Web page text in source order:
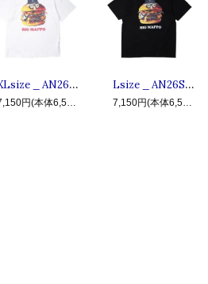
XLsize _ AN26SU-TE09 BIG MAPPO ◆ ANIMALIA アニマリア : 半袖ビッグマッポTシャツ White
7,150円(本体6,500円、税650円)
Lsize _ AN26SU-TE09 BIG MAPPO ◆ ANIMALIA アニマリア : 半袖ビッグマッポTシャツ Black
7,150円(本体6,500円、税650円)